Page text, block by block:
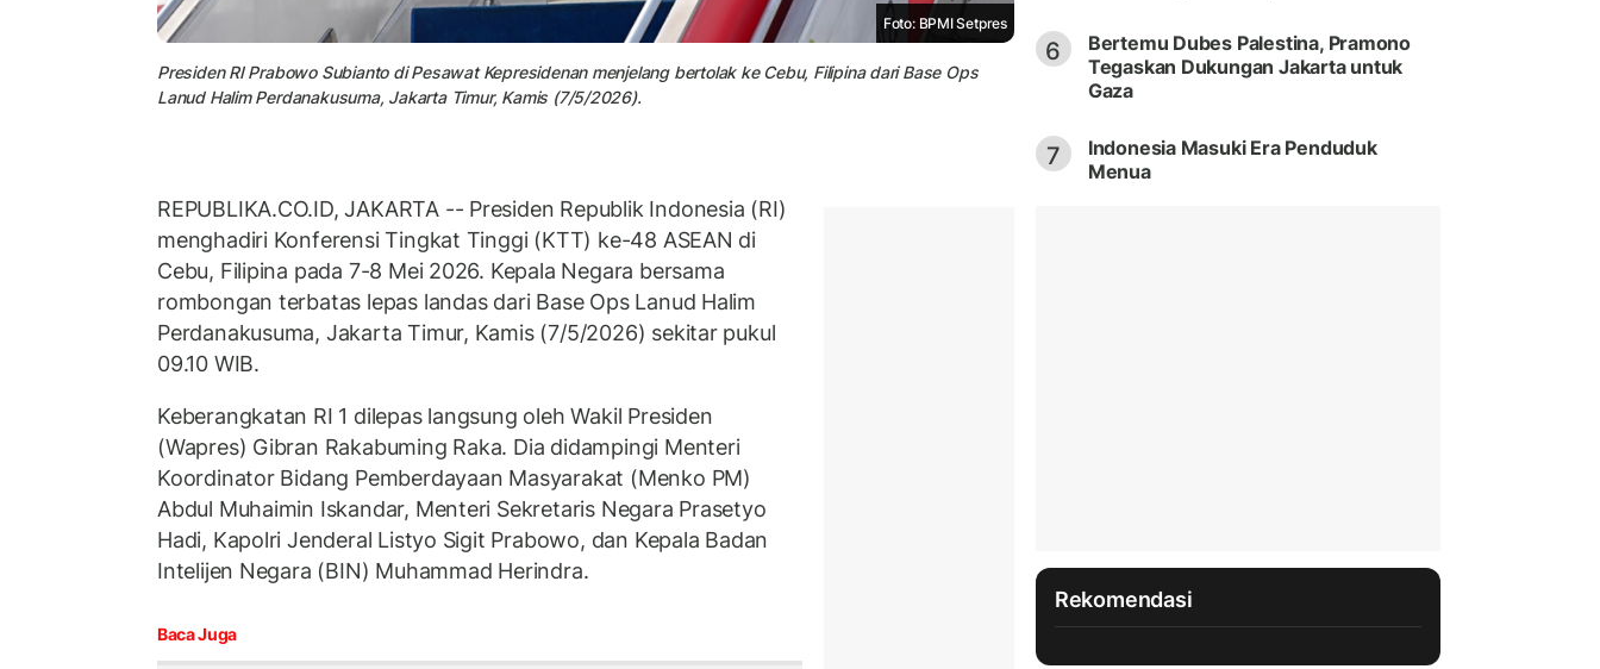
Foto: BPMI Setpres
Presiden RI Prabowo Subianto di Pesawat Kepresidenan menjelang bertolak ke Cebu, Filipina dari Base Ops
Lanud Halim Perdanakusuma, Jakarta Timur, Kamis (7/5/2026).
REPUBLIKA.CO.ID, JAKARTA -- Presiden Republik Indonesia (RI)
menghadiri Konferensi Tingkat Tinggi (KTT) ke-48 ASEAN di
Cebu, Filipina pada 7-8 Mei 2026. Kepala Negara bersama
rombongan terbatas lepas landas dari Base Ops Lanud Halim
Perdanakusuma, Jakarta Timur, Kamis (7/5/2026) sekitar pukul
09.10 WIB.
Keberangkatan RI 1 dilepas langsung oleh Wakil Presiden
(Wapres) Gibran Rakabuming Raka. Dia didampingi Menteri
Koordinator Bidang Pemberdayaan Masyarakat (Menko PM)
Abdul Muhaimin Iskandar, Menteri Sekretaris Negara Prasetyo
Hadi, Kapolri Jenderal Listyo Sigit Prabowo, dan Kepala Badan
Intelijen Negara (BIN) Muhammad Herindra.
Baca Juga
6
Bertemu Dubes Palestina, Pramono
Tegaskan Dukungan Jakarta untuk
Gaza
7
Indonesia Masuki Era Penduduk
Menua
Rekomendasi